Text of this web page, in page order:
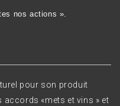
nos actions ».
pour son produit
«mets et vins » et